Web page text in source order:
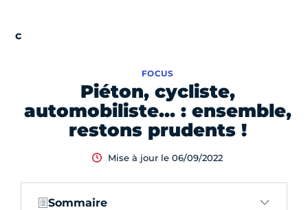
Piéton, cycliste,
automobiliste… : ensemble,
restons prudents !
FOCUS
Mise à jour le 06/09/2022
Sommaire